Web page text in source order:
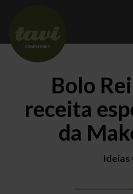
Bolo
receita
da
Ideias